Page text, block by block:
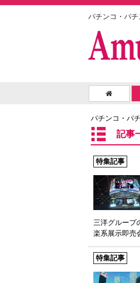
パチンコ・パ
パチンコ・パ
記事
特集記事
三洋グループ
楽系展示即売
特集記事